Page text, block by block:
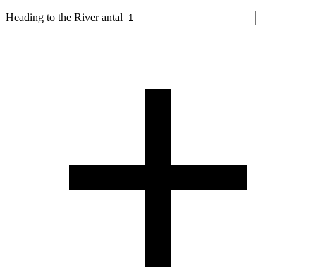
Heading to the River antal